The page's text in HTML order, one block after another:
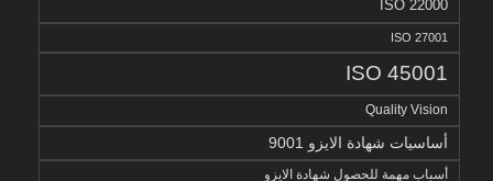
ISO 22000
ISO 27001
ISO 45001
Quality Vision
أساسيات شهادة الايزو 9001
أسباب مهمة للحصول شهادة الايزو